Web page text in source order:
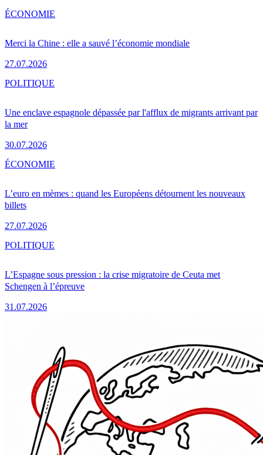
Merci la Chine : elle a sauvé l’économie mondiale
27.07.2026
ÉCONOMIE
Une enclave espagnole dépassée par l'afflux de migrants arrivant par
la mer
30.07.2026
POLITIQUE
L’euro en mèmes : quand les Européens détournent les nouveaux
billets
27.07.2026
ÉCONOMIE
L’Espagne sous pression : la crise migratoire de Ceuta met
Schengen à l’épreuve
31.07.2026
POLITIQUE